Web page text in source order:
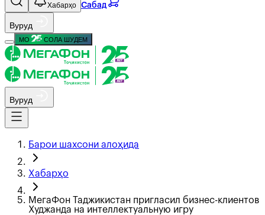
Хабарҳо Сабад
Вуруд
МО СОЛА ШУДЕМ
Вуруд
Барои шахсони алоҳида
Хабарҳо
МегаФон Таджикистан пригласил бизнес-клиентов
Худжанда на интеллектуальную игру